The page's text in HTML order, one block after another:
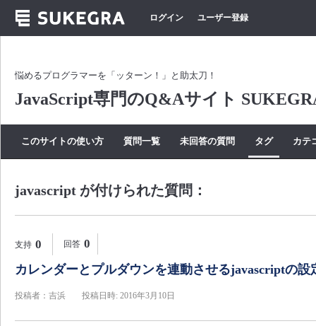
ログイン ユーザー登録
悩めるプログラマーを「ッターン！」と助太刀！
JavaScript専門のQ&Aサイト
このサイトの使い方 質問一覧 未回答の質問 タグ カテ
javascript が付けられた質問：
0
支持 0
回答
カレンダーとプルダウンを連動させるjavascriptの
投稿者：吉浜 投稿日時: 2016年3月10日